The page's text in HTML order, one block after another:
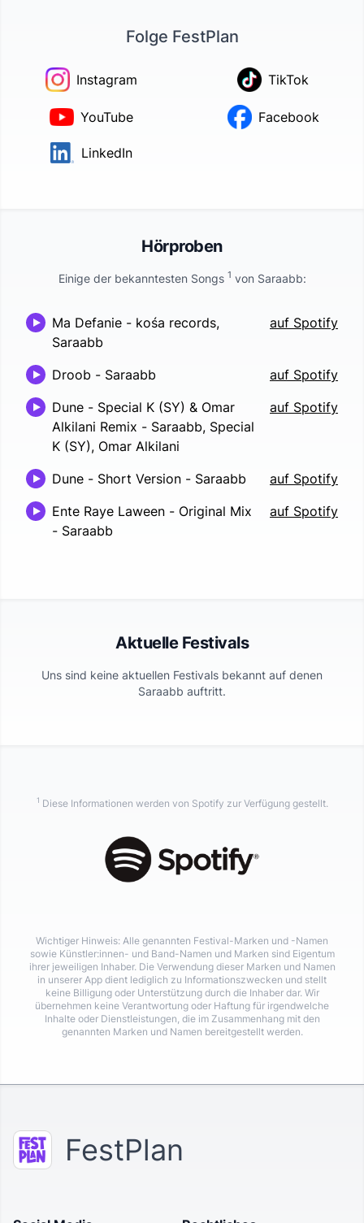
Folge FestPlan
Instagram TikTok
YouTube Facebook
LinkedIn
Hörproben
Einige der bekanntesten Songs 1 von Saraabb:
Ma Defanie - kośa records,
Saraabb
auf Spotify
Droob - Saraabb
auf Spotify
Dune - Special K (SY) & Omar
Alkilani Remix - Saraabb, Special
K (SY), Omar Alkilani
auf Spotify
Dune - Short Version - Saraabb
auf Spotify
Ente Raye Laween - Original Mix
- Saraabb
auf Spotify
Aktuelle Festivals
Uns sind keine aktuellen Festivals bekannt auf denen
Saraabb auftritt.
1 Diese Informationen werden von Spotify zur Verfügung gestellt.
Wichtiger Hinweis: Alle genannten Festival-Marken und -Namen
sowie Künstler:innen- und Band-Namen und Marken sind Eigentum
ihrer jeweiligen Inhaber. Die Verwendung dieser Marken und Namen
in unserer App dient lediglich zu Informationszwecken und stellt
keine Billigung oder Unterstützung durch die Inhaber dar. Wir
übernehmen keine Verantwortung oder Haftung für irgendwelche
Inhalte oder Dienstleistungen, die im Zusammenhang mit den
genannten Marken und Namen bereitgestellt werden.
FestPlan